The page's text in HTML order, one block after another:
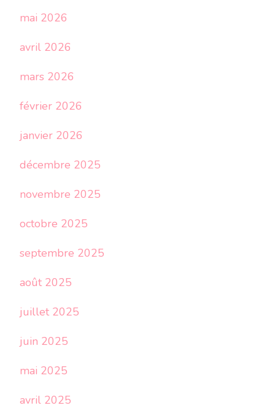
mai 2026
avril 2026
mars 2026
février 2026
janvier 2026
décembre 2025
novembre 2025
octobre 2025
septembre 2025
août 2025
juillet 2025
juin 2025
mai 2025
avril 2025